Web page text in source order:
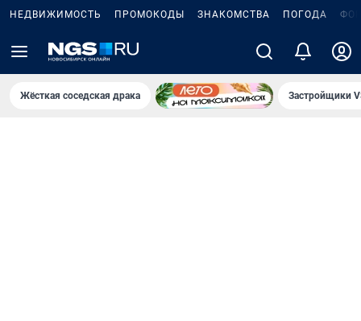
НЕДВИЖИМОСТЬ ПРОМОКОДЫ ЗНАКОМСТВА ПОГОДА
Жёсткая соседская драка Застройщики